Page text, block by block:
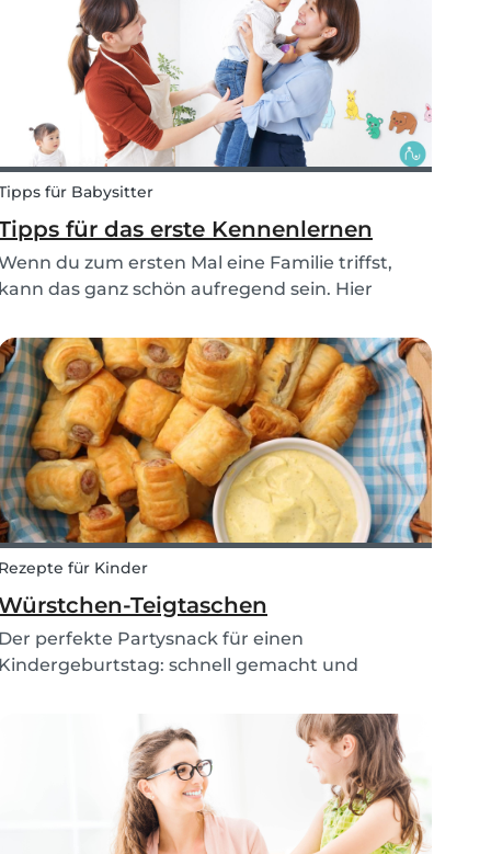
für Babysitter
für das erste Kennenlernen
du zum ersten Mal eine Familie triffst,
kann das ganz schön aufregend sein. Hier
wie du einen guten Eindruck machst und
viel aus diesem Kennenlernen
Rezepte für Kinder
Teigtaschen
Der perfekte Partysnack für einen
Kindergeburtstag: schnell gemacht und
Zutaten einkaufen, vorbereiten und die
Würstchen-Teigtaschen gemeinsam mit den
Kindern zubereiten. Ein wahres
Geschmackserl...